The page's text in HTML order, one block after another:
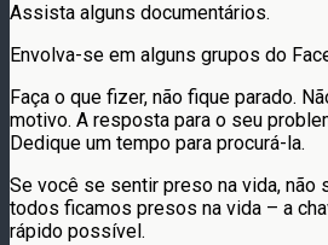
Assista alguns documentários.
Envolva-se em alguns grupos do
Faça o que fizer, não fique parado.
motivo. A resposta para o seu
Dedique um tempo para procurá-la.
Se você se sentir preso na vida, não
todos ficamos presos na vida – a
rápido possível.